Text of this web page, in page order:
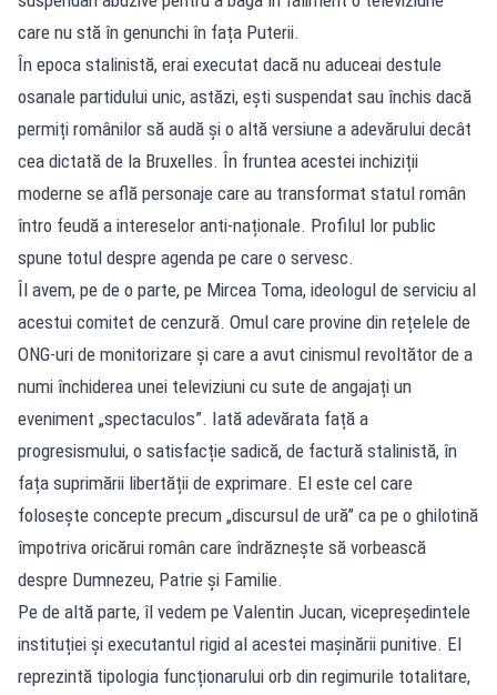
care nu stă în genunchi în fața Puterii.
În epoca stalinistă, erai executat dacă nu aduceai destule
osanale partidului unic, astăzi, ești suspendat sau închis dacă
permiți românilor să audă și o altă versiune a adevărului decât
cea dictată de la Bruxelles. În fruntea acestei inchiziții
moderne se află personaje care au transformat statul român
întro feudă a intereselor anti-naționale. Profilul lor public
spune totul despre agenda pe care o servesc.
Îl avem, pe de o parte, pe Mircea Toma, ideologul de serviciu al
acestui comitet de cenzură. Omul care provine din rețelele de
ONG-uri de monitorizare și care a avut cinismul revoltător de a
numi închiderea unei televiziuni cu sute de angajați un
eveniment „spectaculos”. Iată adevărata față a
progresismului, o satisfacție sadică, de factură stalinistă, în
fața suprimării libertății de exprimare. El este cel care
folosește concepte precum „discursul de ură” ca pe o ghilotină
împotriva oricărui român care îndrăznește să vorbească
despre Dumnezeu, Patrie și Familie.
Pe de altă parte, îl vedem pe Valentin Jucan, vicepreședintele
instituției și executantul rigid al acestei mașinării punitive. El
reprezintă tipologia funcționarului orb din regimurile totalitare,